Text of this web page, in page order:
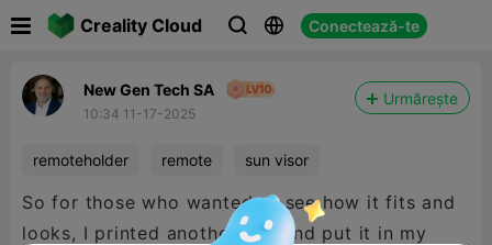
Creality Cloud   Conectează-te
New Gen Tech SA
10:34 11-17-2025
Urmărește
remoteholder remote sun visor
So for those who wanted to see how it fits and
looks, I printed another one and put it in my